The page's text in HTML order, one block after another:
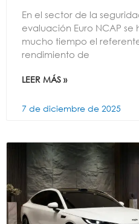
En el sector de la
evaluación Euro NCAP
mucho tiempo el
rendimiento de
LEER MÁS »
7 de diciembre de 2025